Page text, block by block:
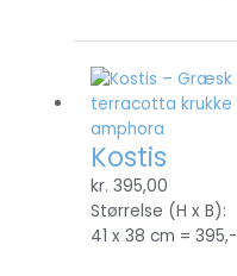
Kostis
kr. 395,00
Størrelse (H x B):
41 x 38 cm = 395,-